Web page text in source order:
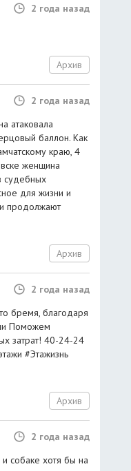
2 года назад
Архив
2 года назад
атаковала
баллон. Как
краю, 4
женщина
судебных
для жизни и
продолжают
Архив
2 года назад
бремя, благодаря
Поможем
затрат! 40-24-24
#Этажизнь
Архив
2 года назад
собаке хотя бы на